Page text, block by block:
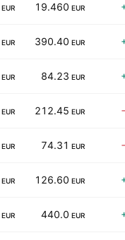
EUR 19.460 EUR
EUR 390.40 EUR
EUR 84.23 EUR
EUR 212.45 EUR
EUR 74.31 EUR
EUR 126.60 EUR
EUR 440.0 EUR